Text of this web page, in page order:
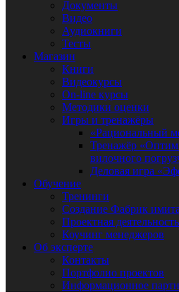
Документы
Видео
Аудиокниги
Тесты
Магазин
Книги
Видеокурсы
On-line курсы
Методики оценки
Игры и тренажёры
«Рациональный
Тренажёр
вилочного
Деловая игра
Обучение
Тренинги
Создание Фабрик
Проектная деятельность
Коучинг менеджеров
Об эксперте
Контакты
Портфолио проектов
Информационное